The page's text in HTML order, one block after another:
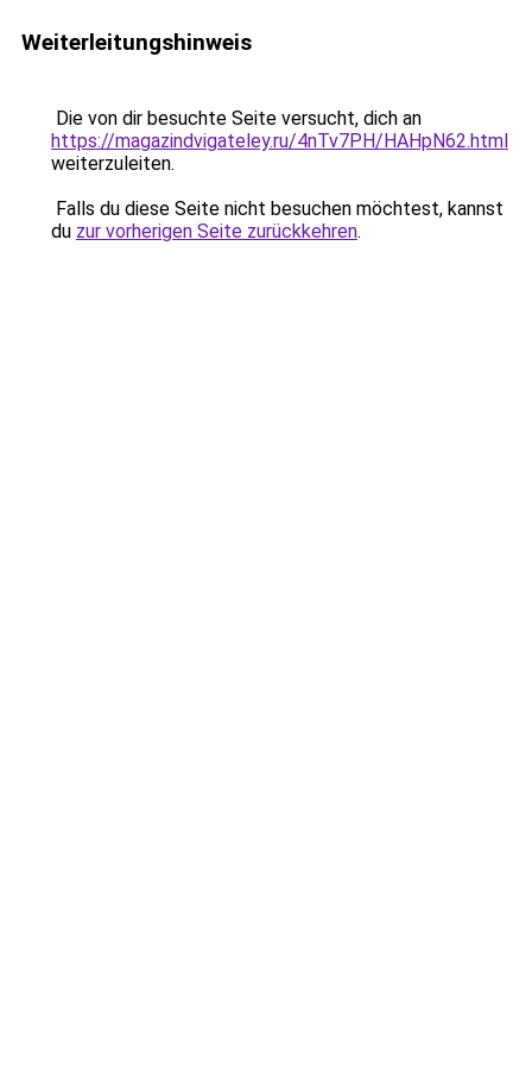
Weiterleitungshinweis
Die von dir besuchte Seite versucht, dich an
https://magazindvigateley.ru/4nTv7PH/HAHpN62.html
weiterzuleiten.
Falls du diese Seite nicht besuchen möchtest, kannst
du zur vorherigen Seite zurückkehren.